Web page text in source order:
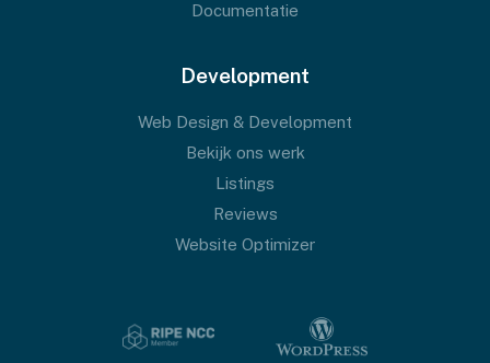
Documentatie
Development
Web Design & Development
Bekijk ons werk
Listings
Reviews
Website Optimizer
NOODZAKELIJK